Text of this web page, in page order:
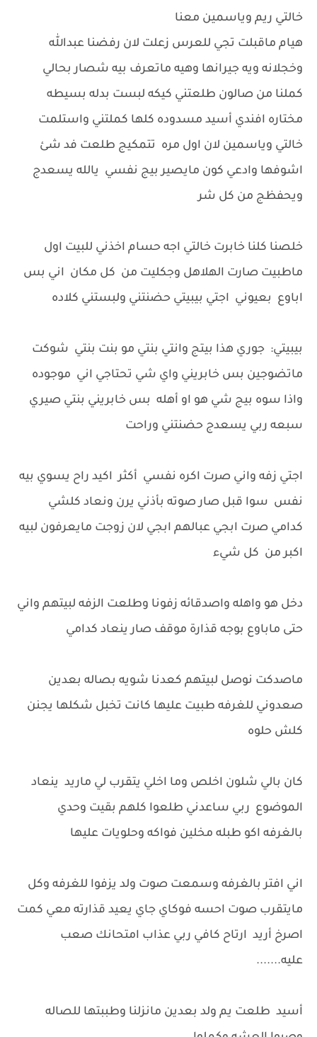
خالتي ريم وياسمين معنا
هيام ماقبلت تجي للعرس زعلت لان رفضنا عبدالله
وخجلانه ويه جيرانها وهيه ماتعرف بيه شصار بحالي
كملنا من صالون طلعتني كيكه لبست بدله بسيطه
مختاره افندي أسيد مسدوده كلها كملتني واستلمت
خالتي وياسمين لان اول مره تتمكيج طلعت فد شئ
اشوفها وادعي كون مايصير بيج نفسي يالله يسعدج
ويحفظج من كل شر
خلصنا كلنا خابرت خالتي اجه حسام اخذني للبيت اول
ماطبيت صارت الهلاهل وجكليت من كل مكان اني بس
اباوع بعيوني اجتي بيبيتي حضنتني ولبستني كلاده
بيبيتي: جوري هذا بيتج وانتي بنتي مو بنت بنتي شوكت
ماتضوجين بس خابريني واي شي تحتاجي اني موجوده
واذا سوه بيج شي هو او أهله بس خابريني بنتي صيري
سبعه ربي يسعدج حضنتني وراحت
اجتي زفه واني صرت اكره نفسي أكثر اكيد راح يسوي بيه
نفس سوا قبل صار صوته بأذني يرن ونعاد كلشي
كدامي صرت ابجي عبالهم ابجي لان زوجت مايعرفون لبيه
اكبر من كل شيء
دخل هو واهله واصدقائه زفونا وطلعت الزفه لبيتهم واني
حتى ماباوع بوجه قذارة موقف صار ينعاد كدامي
ماصدكت نوصل لبيتهم كعدنا شويه بصاله بعدين
صعدوني للغرفه طبيت عليها كانت تخبل شكلها يجنن
كلش حلوه
كان بالي شلون اخلص وما اخلي يتقرب لي ماريد ينعاد
الموضوع ربي ساعدني طلعوا كلهم بقيت وحدي
بالغرفه اكو طبله مخلين فواكه وحلويات عليها
اني افتر بالغرفه وسمعت صوت ولد يزفوا للغرفه وكل
مايتقرب صوت احسه فوكاي جاي يعيد قذارته معي كمت
اصرخ أريد ارتاح كافي ربي عذاب امتحانك صعب
عليه.......
أسيد طلعت يم ولد بعدين مانزلنا وطببتها للصاله